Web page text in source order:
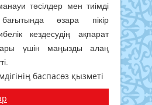
тәсілдер мен тиімді
өзара пікір
кездесудің ақпарат
үшін маңызды алаң
баспасөз қызметі